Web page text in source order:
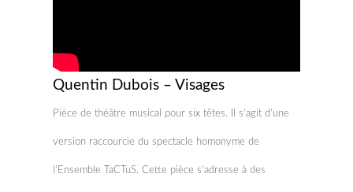
Quentin Dubois – Visages
Pièce de théâtre musical pour six têtes. Il s’agit d’une
version raccourcie du spectacle homonyme de
l’Ensemble TaCTuS. Cette pièce s’adresse à des